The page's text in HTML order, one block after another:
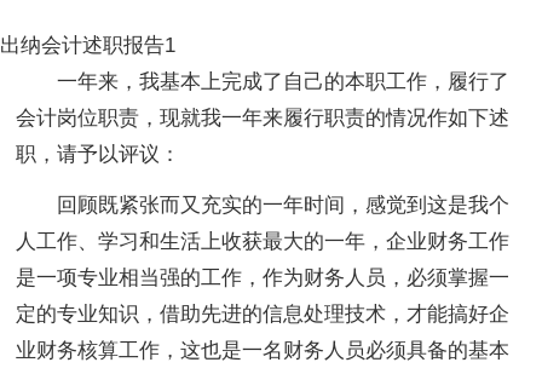
出纳会计述职报告1
一年来，我基本上完成了自己的本职工作，履行了
会计岗位职责，现就我一年来履行职责的情况作如下述
职，请予以评议：
回顾既紧张而又充实的一年时间，感觉到这是我个
人工作、学习和生活上收获最大的一年，企业财务工作
是一项专业相当强的工作，作为财务人员，必须掌握一
定的专业知识，借助先进的信息处理技术，才能搞好企
业财务核算工作，这也是一名财务人员必须具备的基本